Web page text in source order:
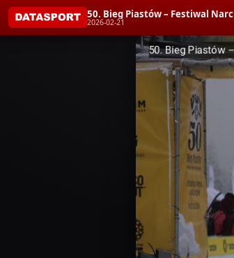
50. Bieg Piastów – Festiwal
2026-02-21